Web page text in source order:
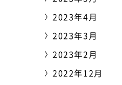
2023年4月
2023年3月
2023年2月
2022年12月